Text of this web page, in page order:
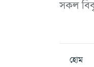
সকল
হোম